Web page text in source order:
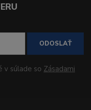
ODOSLAŤ
v súlade so Zásadami